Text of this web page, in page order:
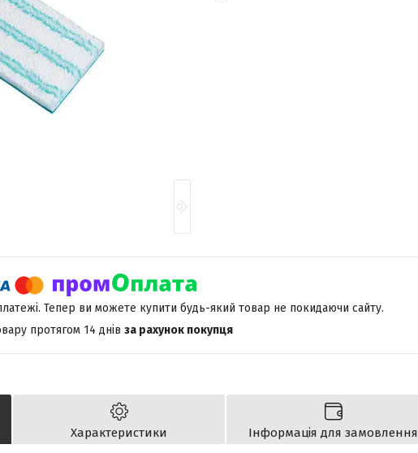
Тепер ви можете купити будь-який товар не покидаючи сайту.
протягом 14 днів за рахунок покупця
Характеристики Інформація для замовлення